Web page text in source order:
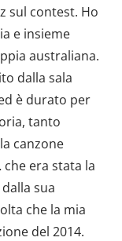
sul contest. Ho
e insieme
australiana.
dalla sala
è durato per
tanto
canzone
era stata la
sua
che la mia
del 2014.